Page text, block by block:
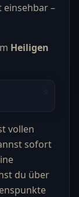
einsehbar –
Heiligen
vollen
sofort
du über